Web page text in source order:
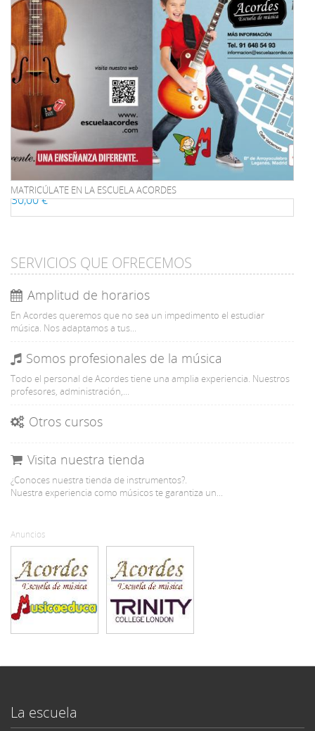
MATRICÚLATE EN LA ESCUELA ACORDES
30,00 €
SERVICIOS QUE OFRECEMOS
Amplitud de horarios
En Acordes queremos que no sea un impedimento el estudiar
música. Nos adaptamos a tus...
Somos profesionales de la música
Todo el personal de Acordes tiene una amplia experiencia. Nuestros
profesores, administración,...
Otros cursos
Visita nuestra tienda
¿Conoces nuestra tienda de instrumentos?.
Nuestra experiencia como músicos te garantiza un...
Anuncios
La escuela